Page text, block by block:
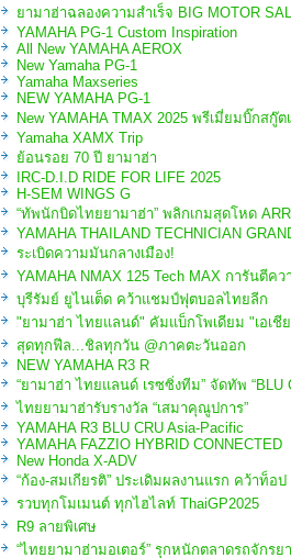
ยามาฮ่าฉลองความสำเร็จ BIG MOTOR
YAMAHA PG-1 Custom Inspiration
All New YAMAHA AEROX
New Yamaha PG-1
Yamaha Maxseries
NEW YAMAHA PG-1
New YAMAHA TMAX 2025 พรีเมี่ยมบิ๊กสกู๊
Yamaha XAMX Trip
ย้อนรอย 70 ปี ยามาฮ่า
IRC-D.I.D RIDE FOR LIFE 2025
H-SEM WINGS G
“ทัพนักบิดไทยยามาฮ่า” พลิกเกมสุดโหด
YAMAHA THAILAND TECHNICIAN
ระเบิดความมันกลางเมือง!
YAMAHA NMAX 125 Tech MAX การันตีค
บุรีรัมย์ ยูไนเต็ด คว้าแชมป์ฟุตบอลไทยลีก
"ยามาฮ่า ไทยแลนด์" คัมแบ็กโพเดียม "เอเชีย
สุดทุกฟีล...ชิลทุกวัน @ภาคตะวันออก
NEW YAMAHA R3 R
“ยามาฮ่า ไทยแลนด์ เรซซิ่งทีม” จัดทัพ “BLU
ไทยยามาฮ่ารับรางวัล “เสมาคุณูปการ”
YAMAHA R3 BLU CRU Asia-Pacific
YAMAHA FAZZIO HYBRID CONNECTED
New Honda X-ADV
“ก้อง-สมเกียรติ” ประเดิมผลงานแรก คว้าท็อ
รวบทุกโมเมนต์ ทุกไฮไลท์ ThaiGP2025
R9 ลายพิเศษ
“ไทยยามาฮ่ามอเตอร์” รุกหนักตลาดรถจักรย